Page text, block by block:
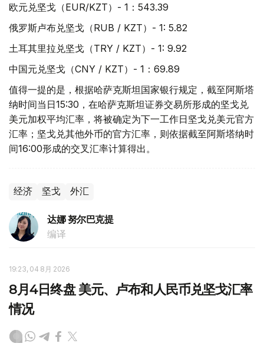
欧元兑坚戈（EUR/KZT）- 1：543.39
俄罗斯卢布兑坚戈（RUB / KZT）- 1: 5.82
土耳其里拉兑坚戈（TRY / KZT）- 1: 9.92
中国元兑坚戈（CNY / KZT）- 1：69.89
值得一提的是，根据哈萨克斯坦国家银行规定，截至阿斯塔
纳时间当日15:30，在哈萨克斯坦证券交易所形成的坚戈兑
美元加权平均汇率，将被确定为下一工作日坚戈兑美元官方
汇率；坚戈兑其他外币的官方汇率，则依据截至阿斯塔纳时
间16:00形成的交叉汇率计算得出。
经济 坚戈 外汇
达娜 努尔巴克提
编译
19:23, 04 8月 2026
8月4日终盘 美元、卢布和人民币兑坚戈汇率
情况